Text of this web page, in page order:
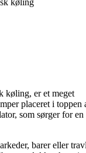
køling
køling, er et meget
placeret i toppen
som sørger for en
barer eller